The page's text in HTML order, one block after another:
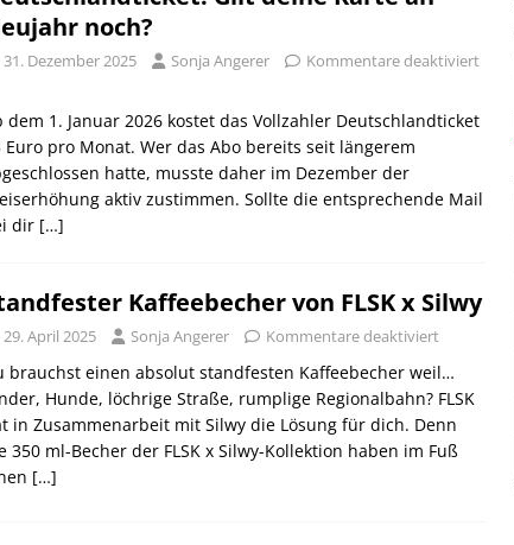
noch?
31. Dezember 2025 Sonja Angerer Kommentare deaktiviert
dem 1. Januar 2026 kostet das Vollzahler Deutschlandticket
Euro pro Monat. Wer das Abo bereits seit längerem
hatte, musste daher im Dezember der
aktiv zustimmen. Sollte die entsprechende Mail
dir […]
Kaffeebecher von FLSK x Silwy
29. April 2025 Sonja Angerer Kommentare deaktiviert
brauchst einen absolut standfesten Kaffeebecher weil…
Hunde, löchrige Straße, rumplige Regionalbahn? FLSK
in Zusammenarbeit mit Silwy die Lösung für dich. Denn
350 ml-Becher der FLSK x Silwy-Kollektion haben im Fuß
[…]